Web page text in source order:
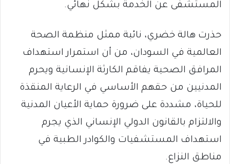
المستشفى عن الخدمة بشكل نهائي.
حذرت هالة خضري، نائبة ممثل منظمة الصحة
العالمية في السودان، من أن استمرار استهداف
المرافق الصحية يفاقم الكارثة الإنسانية ويحرم
المدنيين من حقهم الأساسي في الرعاية المنقذة
للحياة، مشددة على ضرورة حماية الأعيان المدنية
والالتزام بالقانون الدولي الإنساني الذي يجرم
استهداف المستشفيات والكوادر الطبية في
مناطق النزاع.